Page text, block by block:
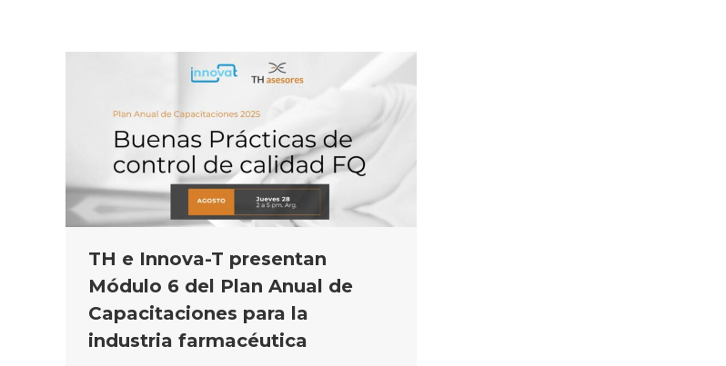
TH e Innova-T presentan
Módulo 6 del Plan Anual de
Capacitaciones para la
industria farmacéutica